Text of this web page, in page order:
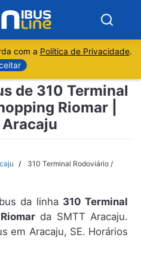
com a Política de Privacidade.
de 310 Terminal
Riomar |
Aracaju
310 Terminal Rodoviário /
da linha 310 Terminal
da SMTT Aracaju.
em Aracaju, SE. Horários